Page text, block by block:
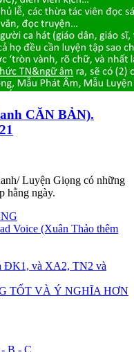
CĂN BẢN).
Luyện Giọng có những
hằng ngày.
Voice (Xuân Thảo thêm
ĐK1, và XA2, TN2 và
TỐT VÀ Ý NGHĨA HƠN